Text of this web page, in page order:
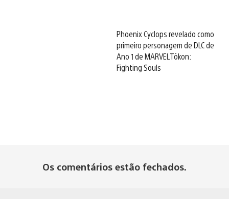
Phoenix Cyclops revelado como
primeiro personagem de DLC de
Ano 1 de MARVEL Tōkon:
Fighting Souls
Os comentários estão fechados.